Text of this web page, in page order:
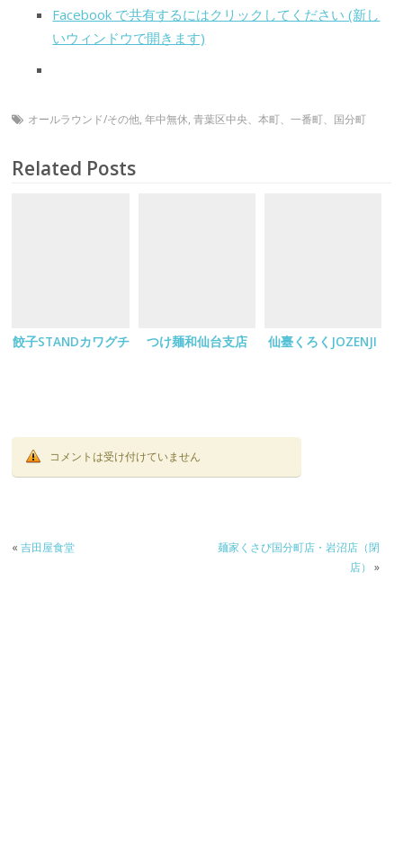
Facebook で共有するにはクリックしてください (新し
いウィンドウで開きます)
オールラウンド/その他,年中無休,青葉区中央、本町、一番町、国分町
Related Posts
餃子STANDカワグチ つけ麺和仙台支店 仙臺くろくJOZENJI
コメントは受け付けていません
«吉田屋食堂
麺家くさび国分町店・岩沼店（閉
店） »